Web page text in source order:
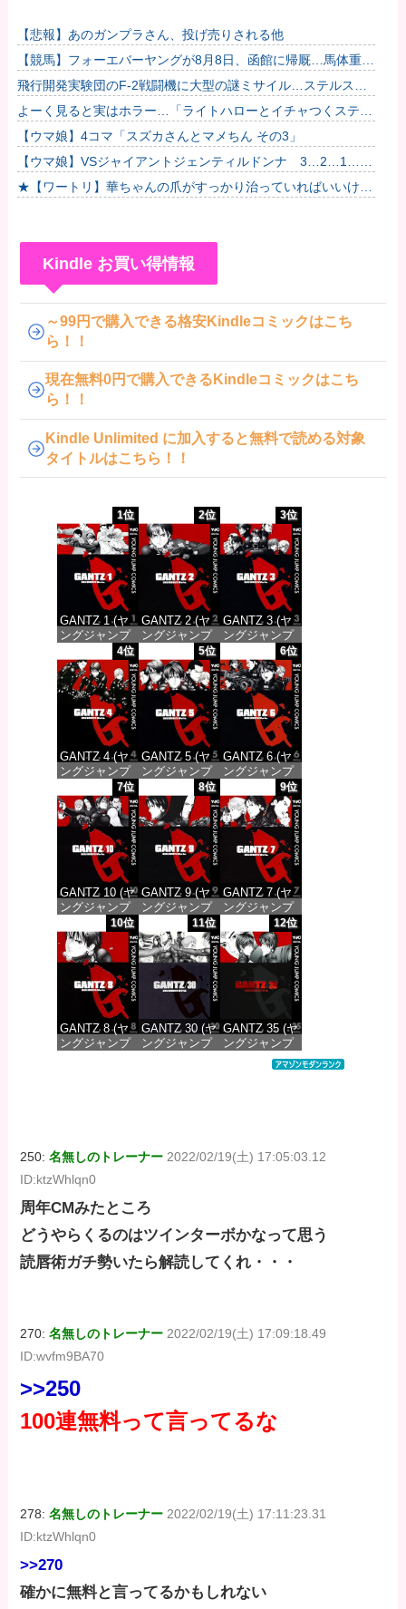
【悲報】あのガンプラさん、投げ売りされる他
【競馬】フォーエバーヤングが8月8日、函館に帰厩…馬体重な
んと573キロ。←「デカすぎんだろ…」他
飛行開発実験団のF-2戦闘機に大型の謎ミサイル…ステルス性
と射程1000kmを誇る「最新鋭の空母キラー」か？！
よーく見ると実はホラー…「ライトハローとイチャつくスティ
ルトレ漫画」
【ウマ娘】4コマ「スズカさんとマメちん その3」
【ウマ娘】VSジャイアントジェンティルドンナ 3…2…1…
GO!
★【ワートリ】華ちゃんの爪がすっかり治っていればいいけど
Kindle お買い得情報
～99円で購入できる格安Kindleコミックはこち
ら！！
現在無料0円で購入できるKindleコミックはこち
ら！！
Kindle Unlimited に加入すると無料で読める対象
タイトルはこちら！！
1位
GANTZ 1 (ヤ
ングジャンプ
コミックス
DIGITAL)
価格：¥100
2位
GANTZ 2 (ヤ
ングジャンプ
コミックス
DIGITAL)
価格：¥100
3位
GANTZ 3 (ヤ
ングジャンプ
コミックス
DIGITAL)
価格：¥100
4位
GANTZ 4 (ヤ
ングジャンプ
コミックス
DIGITAL)
価格：¥100
5位
GANTZ 5 (ヤ
ングジャンプ
コミックス
DIGITAL)
価格：¥100
6位
GANTZ 6 (ヤ
ングジャンプ
コミックス
DIGITAL)
価格：¥100
7位
GANTZ 10 (ヤ
ングジャンプ
コミックス
DIGITAL)
価格：¥100
8位
GANTZ 9 (ヤ
ングジャンプ
コミックス
DIGITAL)
価格：¥100
9位
GANTZ 7 (ヤ
ングジャンプ
コミックス
DIGITAL)
価格：¥100
10位
GANTZ 8 (ヤ
ングジャンプ
11位
GANTZ 30 (ヤ
ングジャンプ
12位
GANTZ 35 (ヤ
ングジャンプ
コミックス
250:名無しのトレーナー 2022/02/19(土) 17:05:03.12
ID:ktzWhlqn0
周年CMみたところ
どうやらくるのはツインターボかなって思う
読唇術ガチ勢いたら解読してくれ・・・
270:名無しのトレーナー 2022/02/19(土) 17:09:18.49
ID:wvfm9BA70
>>250
100連無料って言ってるな
278:名無しのトレーナー 2022/02/19(土) 17:11:23.31
ID:ktzWhlqn0
>>270
確かに無料と言ってるかもしれない